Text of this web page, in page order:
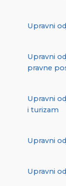
Upravni
Upravni
pravne
Upravni
i turizam
Upravni
Upravni